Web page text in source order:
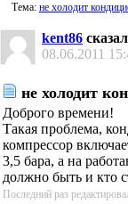
Тема: не холодит
kent86
08.06.2011
не холодит
Доброго времени!
Такая проблема,
компрессор
3,5 бара, а на
должно быть и кто
Последний раз